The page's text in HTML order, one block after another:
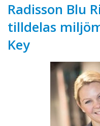
Radisson Blu
tilldelas
Key